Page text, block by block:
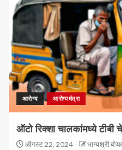
आरोग्य आरोग्यमंत्रा
ऑटो रिक्शा चालकांमध्ये टीबी
ऑगस्ट 22, 2024 भाग्यश्री